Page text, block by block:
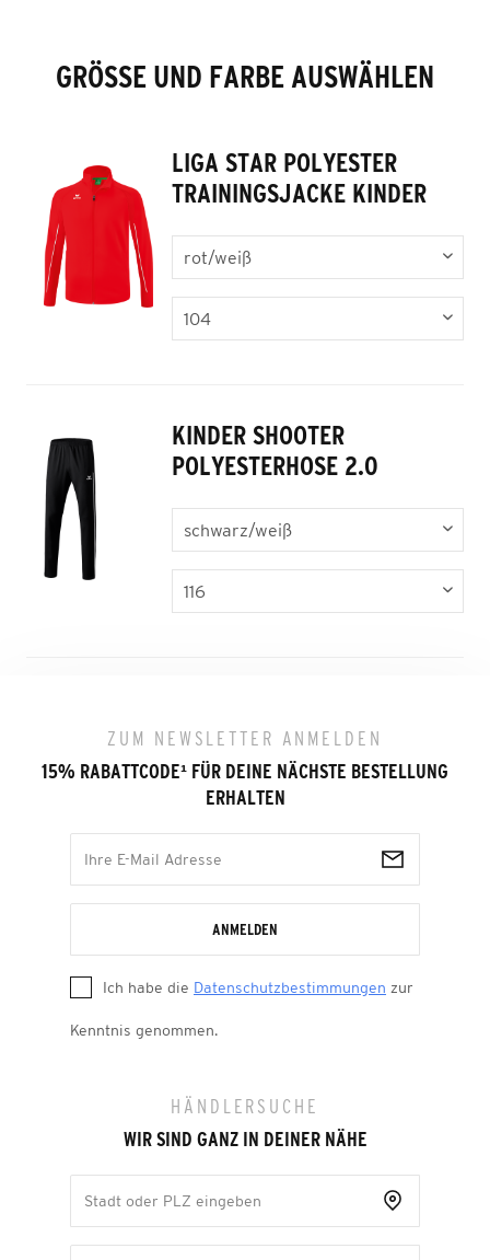
GRÖSSE UND FARBE AUSWÄHLEN
LIGA STAR POLYESTER
TRAININGSJACKE KINDER
KINDER SHOOTER
POLYESTERHOSE 2.0
ZUM NEWSLETTER ANMELDEN
15% RABATTCODE¹ FÜR DEINE NÄCHSTE BESTELLUNG
ERHALTEN
ANMELDEN
Ich habe die Datenschutzbestimmungen zur
Kenntnis genommen.
HÄNDLERSUCHE
WIR SIND GANZ IN DEINER NÄHE